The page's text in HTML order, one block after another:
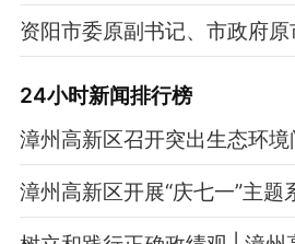
资阳市委原副书记、市政府
24小时新闻排行榜
漳州高新区开展“庆七一”主题